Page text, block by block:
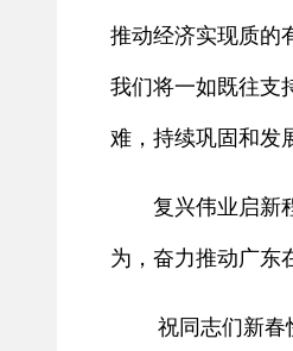
推动经济实现质的
我们将一如既往支
难，持续巩固和发
复兴伟业启新程
为，奋力推动广东
祝同志们新春快